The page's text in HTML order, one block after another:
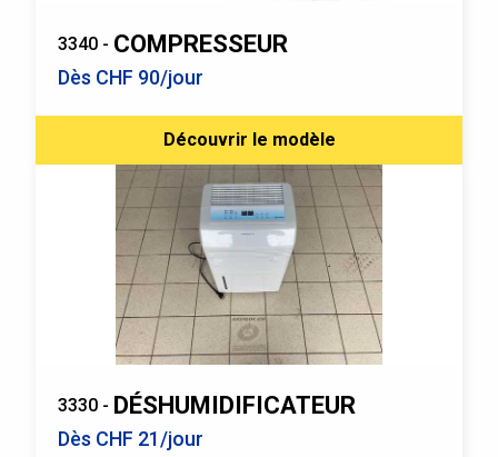
3340 - COMPRESSEUR
Dès CHF 90/jour
Découvrir le modèle
3330 - DÉSHUMIDIFICATEUR
Dès CHF 21/jour